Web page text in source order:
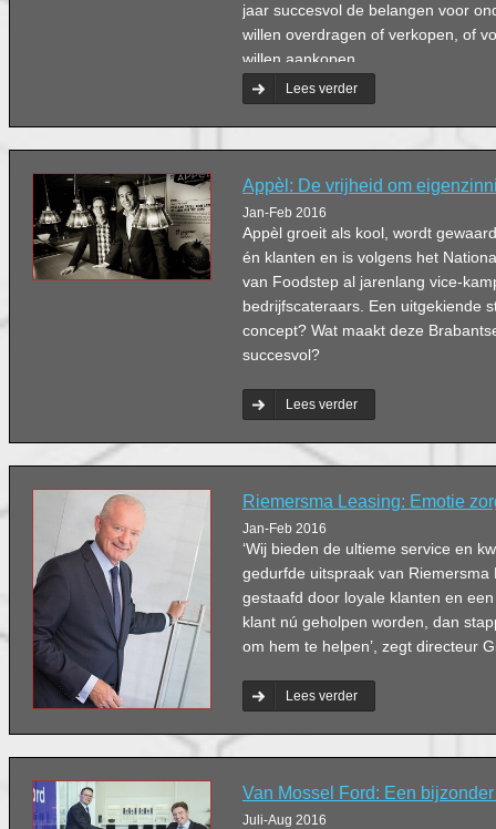
jaar succesvol de belangen voor
willen overdragen of verkopen, of
willen aankopen.
Lees verder
Appèl: De vrijheid om
Jan-Feb 2016
Appèl groeit als kool, wordt
én klanten en is volgens het
van Foodstep al jarenlang vice-
bedrijfscateraars. Een uitgekiende
concept? Wat maakt deze
succesvol?
Lees verder
Riemersma Leasing: Emotie
Jan-Feb 2016
‘Wij bieden de ultieme service en
gedurfde uitspraak van
gestaafd door loyale klanten en
klant nú geholpen worden, dan
om hem te helpen’, zegt directeur
Lees verder
Van Mossel Ford: Een
Juli-Aug 2016